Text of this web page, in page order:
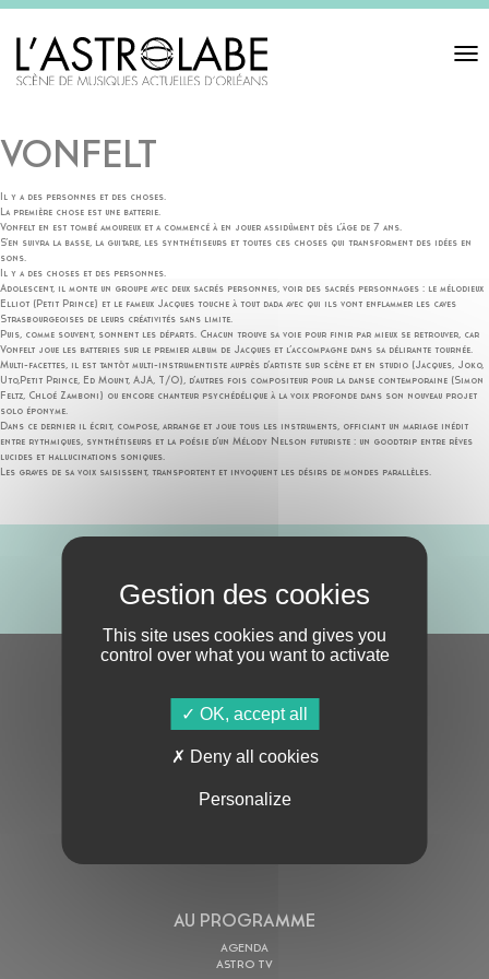
Toggle
VONFELT
Il y a des personnes et des choses.
La première chose est une batterie.
Vonfelt en est tombé amoureux et a commencé à en jouer assidûment dès l’âge de 7 ans.
S’en suivra la basse, la guitare, les synthétiseurs et toutes ces choses qui transforment des idées en
sons.
Il y a des choses et des personnes.
Adolescent, il monte un groupe avec deux sacrés personnes, voir des sacrés personnages : le mélodieux
Elliot (Petit Prince) et le fameux Jacques touche à tout dada avec qui ils vont enflammer les caves
Strasbourgeoises de leurs créativités sans limite.
Puis, comme souvent, sonnent les départs. Chacun trouve sa voie pour finir par mieux se retrouver, car
Vonfelt joue les batteries sur le premier album de Jacques et l’accompagne dans sa délirante tournée.
Multi-facettes, il est tantôt multi-instrumentiste auprès d’artiste sur scène et en studio (Jacques, Joko,
Uto,Petit Prince, Ed Mount, AJA, T/O), d’autres fois compositeur pour la danse contemporaine (Simon
Feltz, Chloé Zamboni) ou encore chanteur psychédélique à la voix profonde dans son nouveau projet
solo éponyme.
Dans ce dernier il écrit, compose, arrange et joue tous les instruments, officiant un mariage inédit
entre rythmiques, synthétiseurs et la poésie d’un Mélody Nelson futuriste : un goodtrip entre rêves
lucides et hallucinations soniques.
Les graves de sa voix saisissent, transportent et invoquent les désirs de mondes parallèles.
ABONNE-TOI !
AU PROGRAMME
AGENDA
ASTRO TV
This site uses cookies and gives you
control over what you want to activate
OK, accept all
Deny all cookies
Personalize